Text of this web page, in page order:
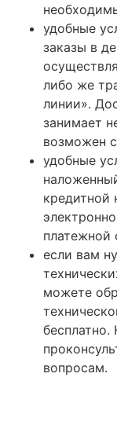
удобные
заказы в
либо же
линии».
занимает
возможен
удобные
кредитной
платежной
если вам
можете
вопросам.